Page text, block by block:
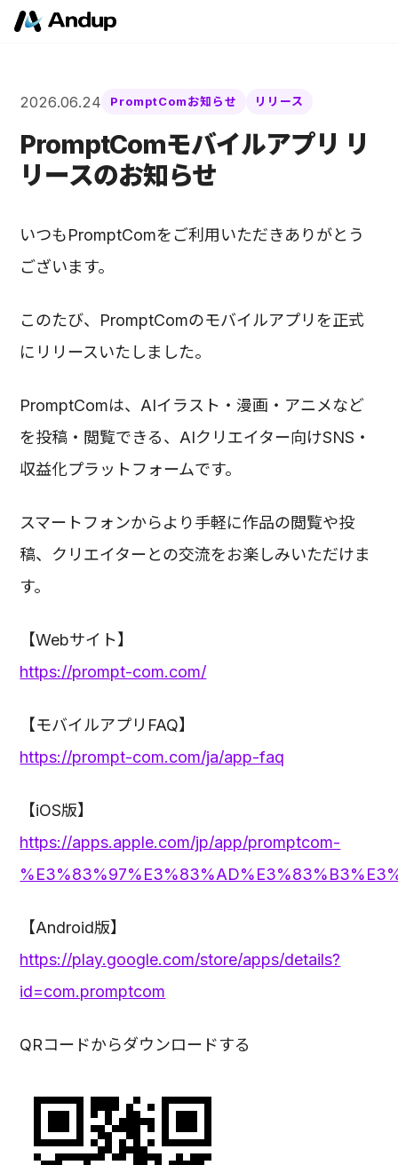
2026.06.24 PromptComお知らせ リリース
PromptComモバイルアプリ リ
リースのお知らせ
いつもPromptComをご利用いただきありがとう
ございます。
このたび、PromptComのモバイルアプリを正式
にリリースいたしました。
PromptComは、AIイラスト・漫画・アニメなど
を投稿・閲覧できる、AIクリエイター向けSNS・
収益化プラットフォームです。
スマートフォンからより手軽に作品の閲覧や投
稿、クリエイターとの交流をお楽しみいただけま
す。
【Webサイト】
https://prompt-com.com/
【モバイルアプリFAQ】
https://prompt-com.com/ja/app-faq
【iOS版】
https://apps.apple.com/jp/app/promptcom-
【Android版】
https://play.google.com/store/apps/details?
id=com.promptcom
QRコードからダウンロードする